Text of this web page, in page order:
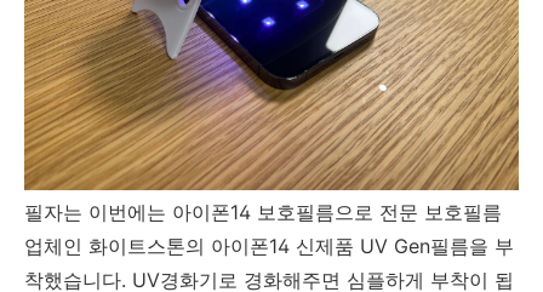
필자는 이번에는 아이폰14 보호필름으로 전문 보호필름
업체인 화이트스톤의 아이폰14 신제품 UV Gen필름을 부
착했습니다. UV경화기로 경화해주면 심플하게 부착이 됩